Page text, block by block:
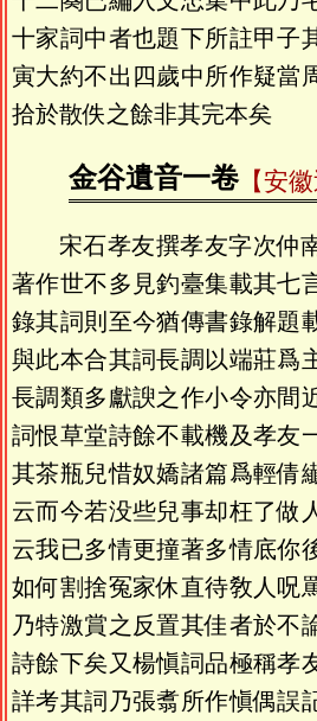
十家詞中者也題下所註甲子
寅大約不出四歲中所作疑當
拾於散佚之餘非其完本矣
金谷遺音一卷【安徽
宋石孝友撰孝友字次仲
著作世不多見釣臺集載其七
錄其詞則至今猶傳書錄解題
與此本合其詞長調以端莊爲
長調類多獻諛之作小令亦間
詞恨草堂詩餘不載機及孝友
其茶瓶兒惜奴嬌諸篇爲輕倩
云而今若没些兒事却枉了做
云我已多情更撞著多情底你
如何割捨冤家休直待敎人呪
乃特激賞之反置其佳者於不
詩餘下矣又楊愼詞品極稱孝
詳考其詞乃張翥所作愼偶誤